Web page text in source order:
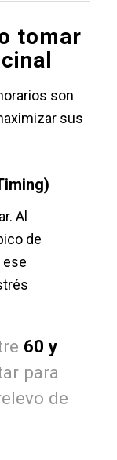
tomar
son
sus
Al
de
ese
60 y
para
de